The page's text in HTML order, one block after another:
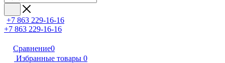
+7 863 229-16-16
+7 863 229-16-16
Сравнение0
Избранные товары 0